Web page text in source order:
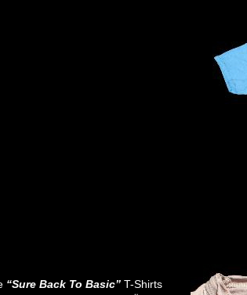
“Sure Back To Basic” T-Shirts